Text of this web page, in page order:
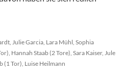
Julie Garcia, Lara Mühl, Sophia
Hannah Staab (2 Tore), Sara Kaiser, Jule
(1 Tor), Luise Heilmann